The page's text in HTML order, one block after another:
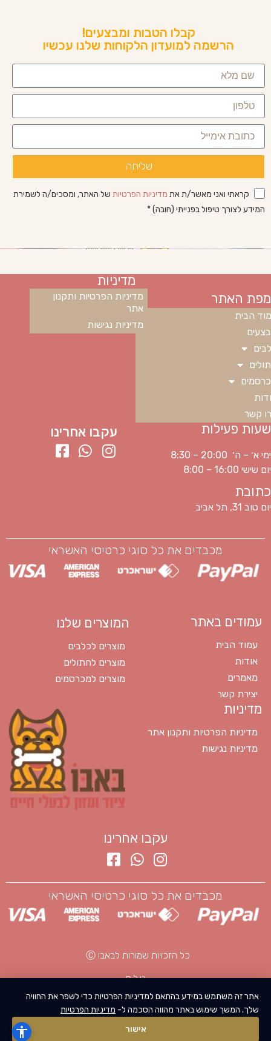
קבלו הטבות ומבצעים!
הרשמה למועדון הלקוחות שלנו עכשיו
שליחה
קראתי ואני מאשר/ת את מדיניות הפרטיות של האתר, ומסכים/ה לשמירת
המידע לצורך טיפול בפנייתי (חובה) *
מפת האתר
הבית
קשר
מדיניות
מדיניות הפרטיות ותקנון
אתר
מדיניות נגישות
שעות פעילות
ימי א׳ – ה׳ 20:00 – 8:30
יום שישי 16:00 – 8:00
כתובת
יום טוב 31, תל אביב
עקבו אחרינו
מכבדים את כל סוגי כרטיסי האשראי
עמודים באתר
עמוד הבית
אודות
מאמרים
יצירת קשר
המוצרים שלנו
מוצרים לכלבים
מוצרים לחתולים
מוצרים למכרסמים
מדיניות
מדיניות הפרטיות ותקנון אתר
מדיניות נגישות
עקבו אחרינו
מכבדים את כל סוגי כרטיסי האשראי
כל הזכויות שמורות לבאבו Ⓒ
ט.ל.ח
אתר זה משתמש במידע בהתאם למדיניות הפרטיות כדי לשפר את החוויה
שלך. המשך שימוש באתר מהווה הסכמה ל- מדיניות הפרטיות
אישור